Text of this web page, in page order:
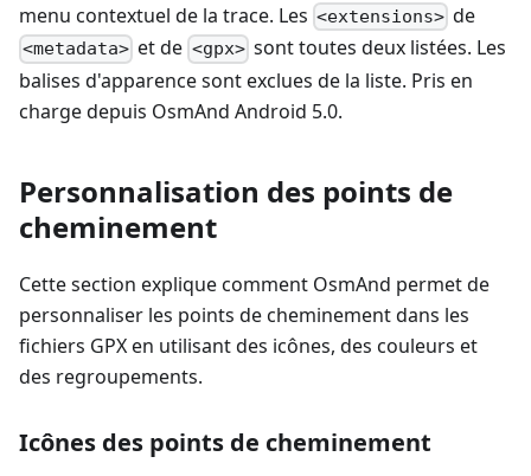
menu contextuel de la trace. Les <extensions> de
<metadata> et de <gpx>sont toutes deux listées. Les
balises d'apparence sont exclues de la liste. Pris en
charge depuis OsmAnd Android 5.0.
Personnalisation des points de
cheminement
Cette section explique comment OsmAnd permet de
personnaliser les points de cheminement dans les
fichiers GPX en utilisant des icônes, des couleurs et
des regroupements.
Icônes des points de cheminement